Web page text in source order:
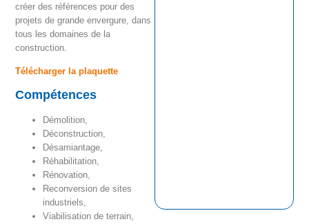
créer des références pour des
projets de grande envergure, dans
tous les domaines de la
construction.
Télécharger la plaquette
Compétences
Démolition,
Déconstruction,
Désamiantage,
Réhabilitation,
Rénovation,
Reconversion de sites
industriels,
Viabilisation de terrain,